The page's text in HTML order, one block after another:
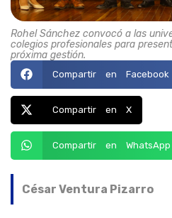
Rohel Sánchez convocó a las
colegios profesionales para
próxima gestión.
Compartir en Facebook
Compartir en X
Compartir en WhatsApp
César Ventura Pizarro